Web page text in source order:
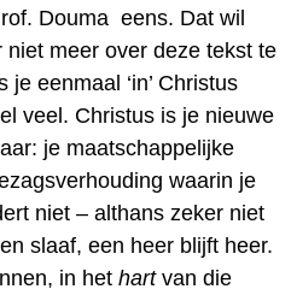
Douma eens. Dat wil
meer over deze tekst te
eenmaal ‘in’ Christus
veel. Christus is je nieuwe
je maatschappelijke
waarin je
niet – althans zeker niet
slaaf, een heer blijft heer.
in het hartvan die